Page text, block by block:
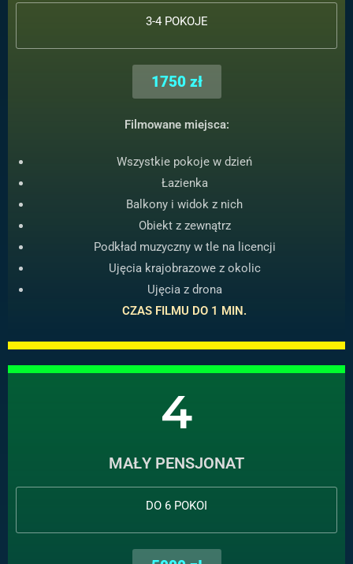
3-4 POKOJE
1750 zł
Filmowane miejsca:
Wszystkie pokoje w dzień
Łazienka
Balkony i widok z nich
Obiekt z zewnątrz
Podkład muzyczny w tle na licencji
Ujęcia krajobrazowe z okolic
Ujęcia z drona
CZAS FILMU DO 1 MIN.
4
MAŁY PENSJONAT
DO 6 POKOI